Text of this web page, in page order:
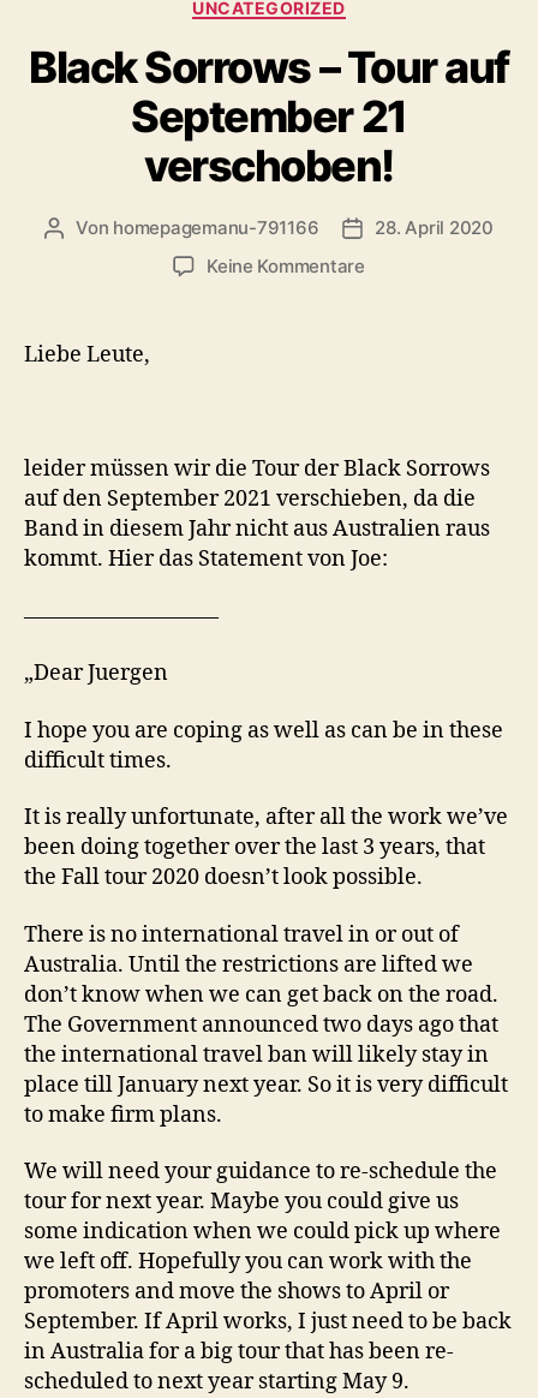
UNCATEGORIZED
Black Sorrows – Tour auf
September 21
verschoben!
Beitragsautor
Von homepagemanu-791166
28. April 2020
Keine Kommentarezu
verschoben!
Liebe Leute,
leider müssen wir die Tour der Black Sorrows
auf den September 2021 verschieben, da die
Band in diesem Jahr nicht aus Australien raus
kommt. Hier das Statement von Joe:
—————————
„Dear Juergen
I hope you are coping as well as can be in these
difficult times.
It is really unfortunate, after all the work we’ve
been doing together over the last 3 years, that
the Fall tour 2020 doesn’t look possible.
There is no international travel in or out of
Australia. Until the restrictions are lifted we
don’t know when we can get back on the road.
The Government announced two days ago that
the international travel ban will likely stay in
place till January next year. So it is very difficult
to make firm plans.
We will need your guidance to re-schedule the
tour for next year. Maybe you could give us
some indication when we could pick up where
we left off. Hopefully you can work with the
promoters and move the shows to April or
September. If April works, I just need to be back
in Australia for a big tour that has been re-
scheduled to next year starting May 9.